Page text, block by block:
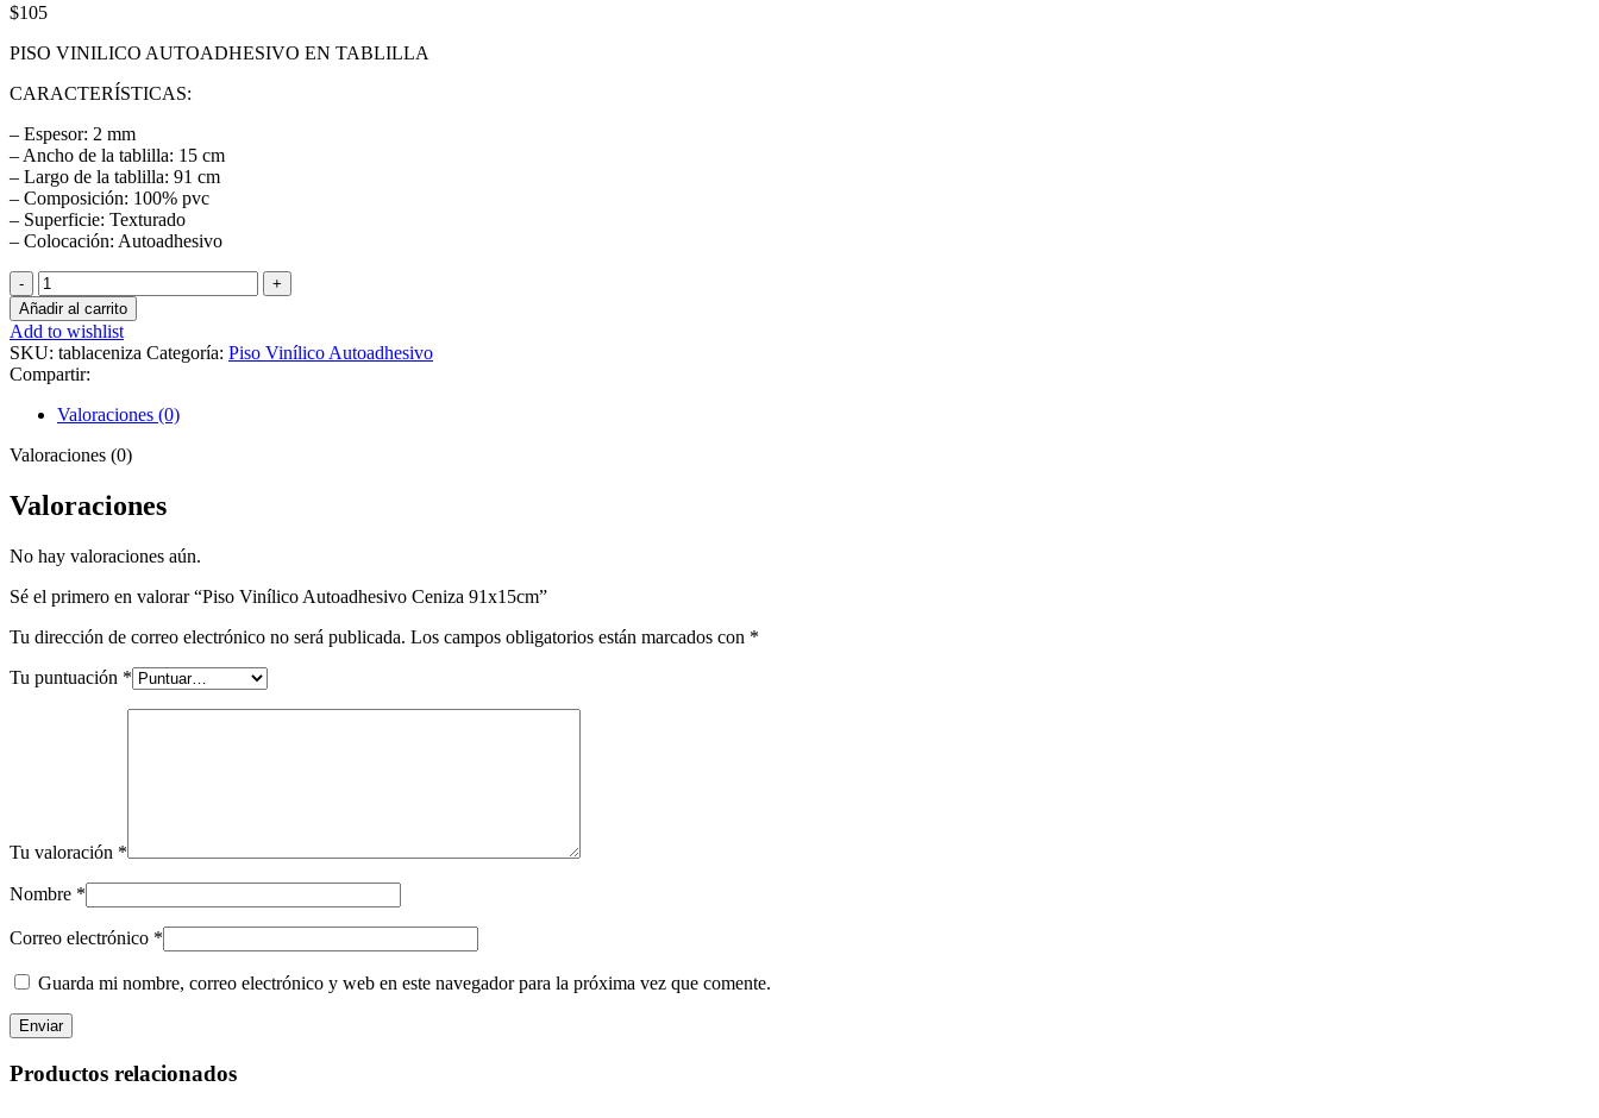
$105
PISO VINILICO AUTOADHESIVO EN TABLILLA
CARACTERÍSTICAS:
– Espesor: 2 mm
– Ancho de la tablilla: 15 cm
– Largo de la tablilla: 91 cm
– Composición: 100% pvc
– Superficie: Texturado
– Colocación: Autoadhesivo
Piso
Vinílico
Autoadhesivo
Ceniza
91x15cm
cantidad
Añadir al carrito
Add to wishlist
SKU: tablaceniza Categoría: Piso Vinílico Autoadhesivo
Compartir:
Valoraciones (0)
Valoraciones (0)
Valoraciones
No hay valoraciones aún.
Sé el primero en valorar “Piso Vinílico Autoadhesivo Ceniza 91x15cm”
Tu dirección de correo electrónico no será publicada. Los campos obligatorios están marcados con *
Tu puntuación *
Tu valoración *
Nombre *
Correo electrónico *
Guarda mi nombre, correo electrónico y web en este navegador para la próxima vez que comente.
Productos relacionados